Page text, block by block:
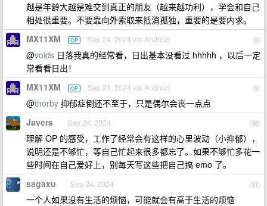
越是年龄大越是难交到真正的朋友（越来越功利），学会和自己
相处很重要。不要靠向外索取来抵消孤独，重要的是要内求。
8
MX11XM OP Sep 24, 2024 via Android
@voids 日落我真的经常看，日出基本没看过 hhhhh ，以后一定
常看看日出！
9
MX11XM OP Sep 24, 2024 via Android
@thorby 抑郁症倒还不至于，只是偶尔会丧一点点
10
Javers Sep 24, 2024
理解 OP 的感受，工作了经常会有这样的心里波动（小抑郁），
说明还是不够忙，等自己忙起来很多都忘了。如果不够忙多花一
些时间在自己爱好上，别每天写这些把自己搞 emo 了。
11
sagaxu Sep 24, 2024
一个人如果没有生活的烦恼，可能就会有高于生活的烦恼